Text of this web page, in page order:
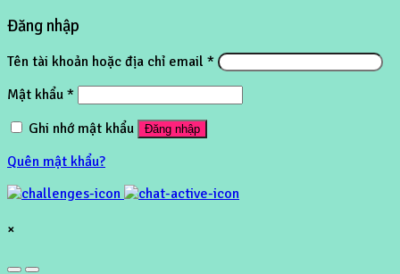
Đăng nhập
Tên tài khoản hoặc địa chỉ email *
Mật khẩu *
Ghi nhớ mật khẩu
Đăng nhập
Quên mật khẩu?
×